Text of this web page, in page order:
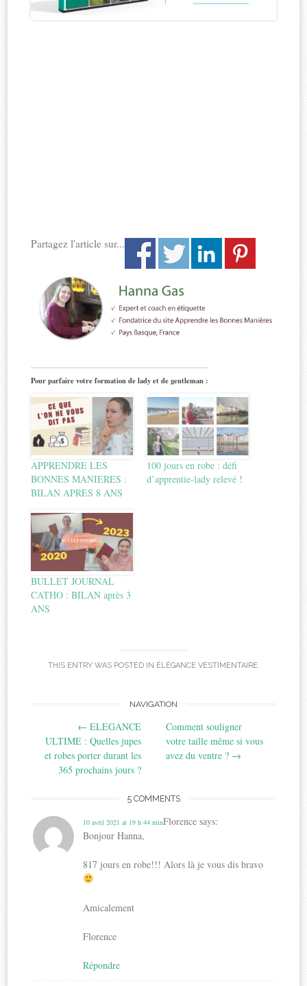
Partagez l'article sur...
Pour parfaire votre formation de lady et de gentleman :
APPRENDRE LES
BONNES MANIERES :
BILAN APRES 8 ANS
100 jours en robe : défi
d’apprentie-lady relevé !
BULLET JOURNAL
CATHO : BILAN après 3
ANS
THIS ENTRY WAS POSTED IN ÉLÉGANCE VESTIMENTAIRE.
navigation
NAVIGATION
← ELEGANCE
ULTIME : Quelles jupes
et robes porter durant les
365 prochains jours ?
Comment souligner
votre taille même si vous
avez du ventre ? →
5 COMMENTS
Florence says:
10 avril 2021 at 19 h 44 min
Bonjour Hanna,
817 jours en robe!!! Alors là je vous dis bravo
Amicalement
Florence
Répondre